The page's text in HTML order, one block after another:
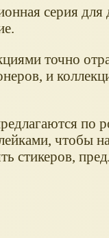
серия для
точно
и
по
чтобы
стикеров,